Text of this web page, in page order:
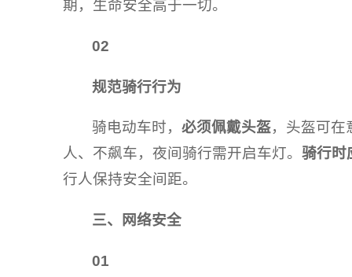
期，生命安全高于一切。
02
规范骑行行为
骑电动车时，必须佩戴头盔，头盔可
人、不飙车，夜间骑行需开启车灯。 骑行时
行人保持安全间距。
三、网络安全
01